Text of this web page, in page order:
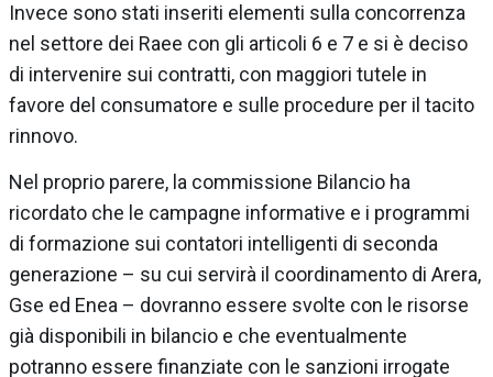
Invece sono stati inseriti elementi sulla concorrenza
nel settore dei Raee con gli articoli 6 e 7 e si è deciso
di intervenire sui contratti, con maggiori tutele in
favore del consumatore e sulle procedure per il tacito
rinnovo.
Nel proprio parere, la commissione Bilancio ha
ricordato che le campagne informative e i programmi
di formazione sui contatori intelligenti di seconda
generazione – su cui servirà il coordinamento di Arera,
Gse ed Enea – dovranno essere svolte con le risorse
già disponibili in bilancio e che eventualmente
potranno essere finanziate con le sanzioni irrogate